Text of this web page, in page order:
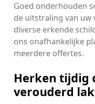
Goed onderhouden
de uitstraling van uw
diverse erkende
ons onafhankelijke
meerdere offertes.
Herken tijdig
verouderd